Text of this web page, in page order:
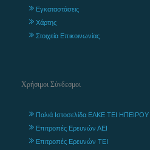
Εγκαταστάσεις
Χάρτης
Στοιχεία Επικοινωνίας
Χρήσιμοι Σύνδεσμοι
Παλιά Ιστοσελίδα ΕΛΚΕ ΤΕΙ ΗΠΕΙΡΟΥ
Επιτροπές Ερευνών ΑΕΙ
Επιτροπές Ερευνών ΤΕΙ